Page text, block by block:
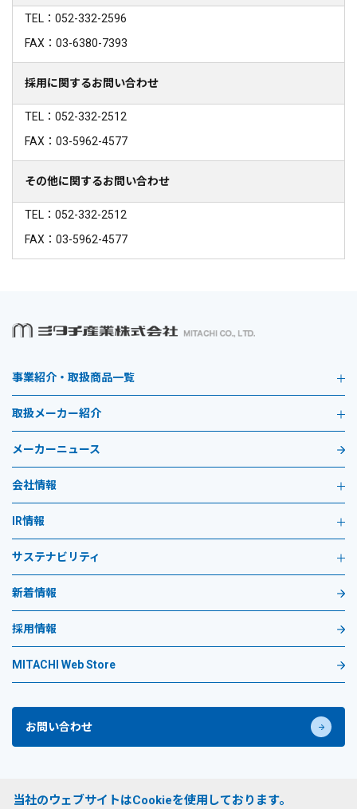
TEL：052-332-2596
FAX：03-6380-7393
採用に関するお問い合わせ
TEL：052-332-2512
FAX：03-5962-4577
その他に関するお問い合わせ
TEL：052-332-2512
FAX：03-5962-4577
事業紹介・取扱商品一覧
取扱メーカー紹介
メーカーニュース
会社情報
IR情報
サステナビリティ
新着情報
採用情報
MITACHI Web Store
お問い合わせ
当社のウェブサイトはCookieを使用しております。